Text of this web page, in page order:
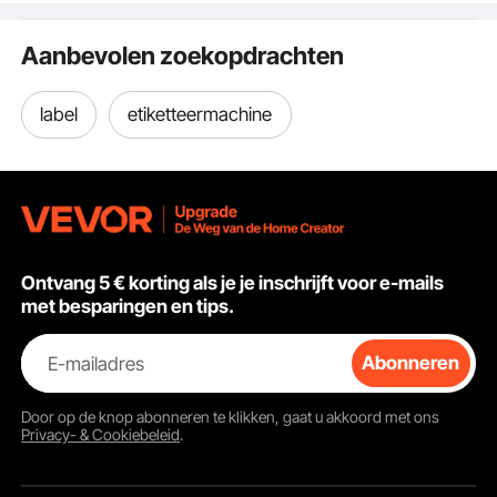
de printer begint met kalibreren.
Linux Chromebook
Aanbevolen zoekopdrachten
label etiketteermachine
Ontvang 5 € korting als je je inschrijft voor e-mails
met besparingen en tips.
E-mailadres Abonneren
Door op de knopabonneren te klikken, gaat u akkoord met ons
Privacy- & Cookiebeleid.